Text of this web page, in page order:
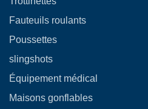
Fauteuils roulants
Poussettes
slingshots
Équipement médical
Maisons gonflables